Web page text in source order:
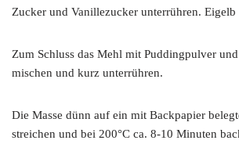
Zucker und Vanillezucker unterrühren.
Zum Schluss das Mehl mit Puddingpulver
mischen und kurz unterrühren.
Die Masse dünn auf ein mit Backpapier
streichen und bei 200°C ca. 8-10 Minuten